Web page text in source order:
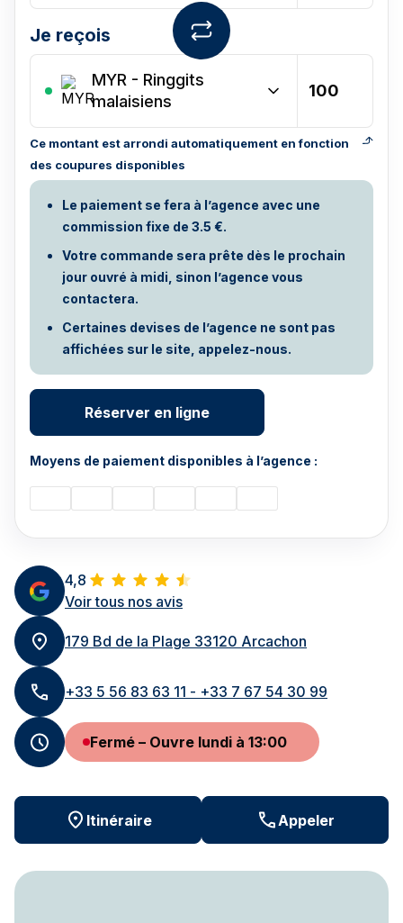
4,8
Voir tous nos avis
179 Bd de la Plage 33120 Arcachon
+33 5 56 83 63 11 - +33 7 67 54 30 99
Fermé – Ouvre lundi à 13:00
Itinéraire Appeler
Je reçois
MYR - Ringgits
malaisiens
Ce montant est arrondi automatiquement en fonction
des coupures disponibles
Le paiement se fera à l’agence avec une
commission fixe de 3.5 €.
Votre commande sera prête dès le prochain
jour ouvré à midi, sinon l’agence vous
contactera.
Certaines devises de l’agence ne sont pas
affichées sur le site, appelez-nous.
Réserver en ligne
Moyens de paiement disponibles à l’agence :